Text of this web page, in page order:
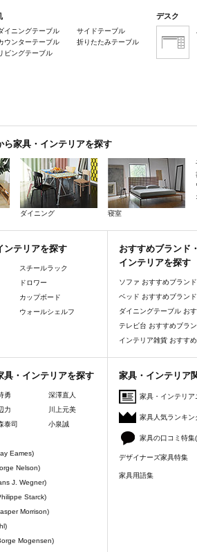
イニングテーブル
ウンターテーブル
ビングテーブル
サイドテーブル
折りたたみテーブル
デスク
ら家具・インテリアを探す
ダイニング 寝室
ンテリアを探す
スチールラック
ドロワー
カップボード
ウォールシェルフ
おすすめブランド
インテリアを探す
ソファ おすすめブラン
ベッド おすすめブラン
ダイニングテーブル お
テレビ台 おすすめブラ
インテリア雑貨 おすす
具・インテリアを探す
勇
深澤直人
力
川上元美
泰司
小泉誠
Eames)
Nelson)
J. Wegner)
Starck)
Morrison)
Mogensen)
家具・インテリア
家具・インテリア
家具人気ランキン
家具の口コミ特集
デザイナーズ家具特集
家具用語集